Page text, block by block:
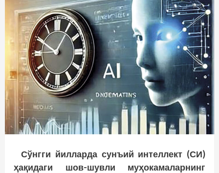
Сўнгги йилларда сунъий интеллект (СИ)
ҳақидаги шов-шувли муҳокамаларнинг